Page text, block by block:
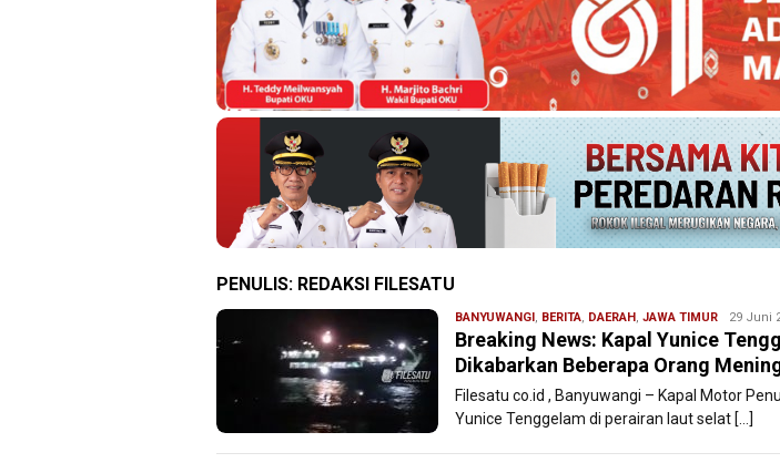
PENULIS: REDAKSI FILESATU
BANYUWANGI, BERITA, DAERAH, JAWA TIMUR Redaksi
Filesatu
29 Juni
Breaking News: Kapal Yunice
Dikabarkan Beberapa Orang
Filesatu co.id , Banyuwangi – Kapal Motor
Yunice Tenggelam di perairan laut selat […]